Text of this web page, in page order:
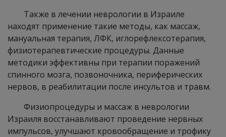
Также в лечении неврологии в Израиле
находят применение такие методы, как массаж,
мануальная терапия, ЛФК, иглорефлексотерапия,
физиотерапевтические процедуры. Данные
методики эффективны при терапии поражений
спинного мозга, позвоночника, периферических
нервов, в реабилитации после инсультов и травм.
Физиопроцедуры и массаж в неврологии
Израиля восстанавливают проведение нервных
импульсов, улучшают кровообращение и трофику